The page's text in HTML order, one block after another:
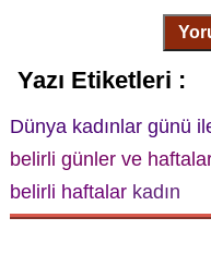
Yazı Etiketleri :
Dünya kadınlar günü
belirli günler ve
belirli haftalar kadın